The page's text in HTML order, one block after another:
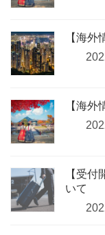
【海
【海
【受
いて